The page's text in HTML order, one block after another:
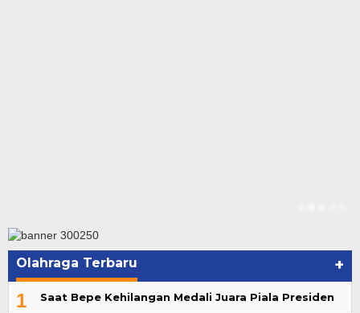
Olahraga Terbaru +
1 Saat Bepe Kehilangan Medali Juara Piala Presiden